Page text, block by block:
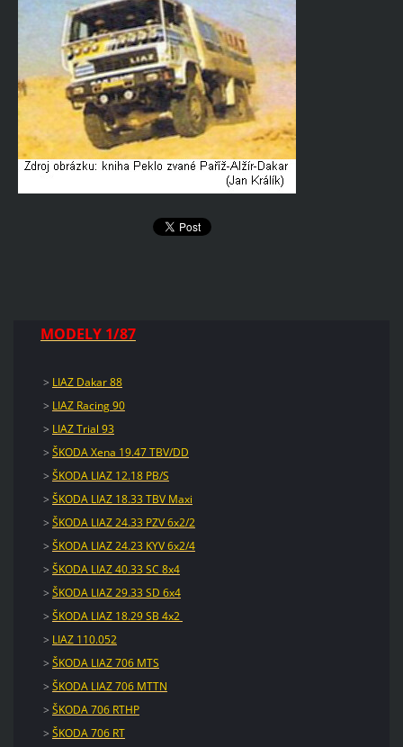
MODELY 1/87
> LIAZ Dakar 88
> LIAZ Racing 90
> LIAZ Trial 93
> ŠKODA Xena 19.47 TBV/DD
> ŠKODA LIAZ 12.18 PB/S
> ŠKODA LIAZ 18.33 TBV Maxi
> ŠKODA LIAZ 24.33 PZV 6x2/2
> ŠKODA LIAZ 24.23 KYV 6x2/4
> ŠKODA LIAZ 40.33 SC 8x4
> ŠKODA LIAZ 29.33 SD 6x4
> ŠKODA LIAZ 18.29 SB 4x2
> LIAZ 110.052
> ŠKODA LIAZ 706 MTS
> ŠKODA LIAZ 706 MTTN
> ŠKODA 706 RTHP
> ŠKODA 706 RT